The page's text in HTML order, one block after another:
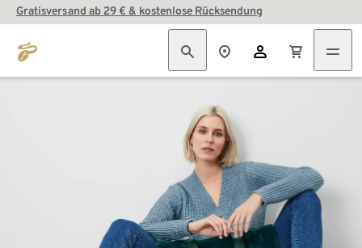
Gratisversand ab 29 € & kostenlose Rücksendung